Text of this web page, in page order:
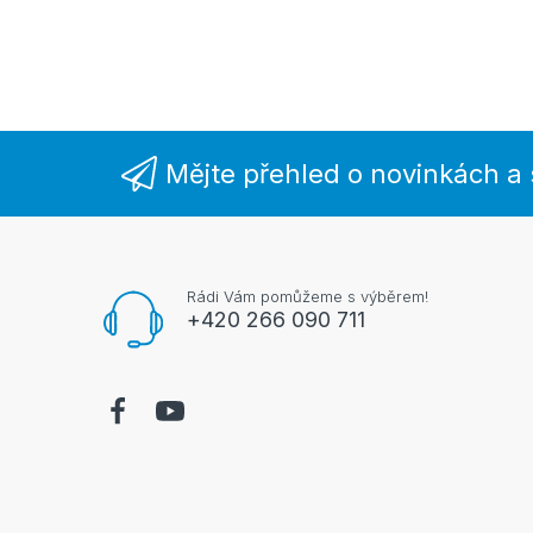
Mějte přehled o novinkách a
Rádi Vám pomůžeme s výběrem!
+420 266 090 711